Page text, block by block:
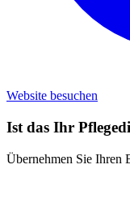
Website besuchen
Ist das Ihr
Übernehmen Sie Ihren